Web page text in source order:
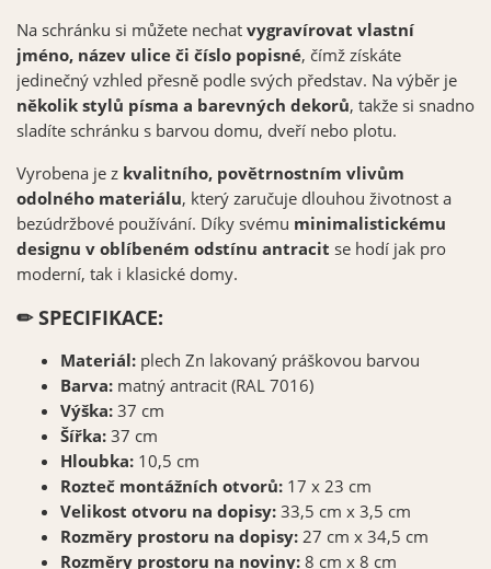
Na schránku si můžete nechatvygravírovat vlastní
jméno, název ulice či číslo popisné, čímž získáte
jedinečný vzhled přesně podle svých představ. Na výběr je
několik stylů písma a barevných dekorů, takže si snadno
sladíte schránku s barvou domu, dveří nebo plotu.
Vyrobena je z kvalitního, povětrnostním vlivům
odolného materiálu, který zaručuje dlouhou životnost a
bezúdržbové používání. Díky svému minimalistickému
designu v oblíbeném odstínu antracit se hodí jak pro
moderní, tak i klasické domy.
✏ SPECIFIKACE:
Materiál: plech Zn lakovaný práškovou barvou
Barva: matný antracit (RAL 7016)
Výška:37 cm
Šířka:37 cm
Hloubka: 10,5 cm
Rozteč montážních otvorů: 17 x 23 cm
Velikost otvoru na dopisy:33,5 cm x 3,5 cm
Rozměry prostoru na dopisy:27 cm x 34,5 cm
Rozměry prostoru na noviny:8 cm x 8 cm